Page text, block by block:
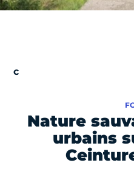
Nature
urbains